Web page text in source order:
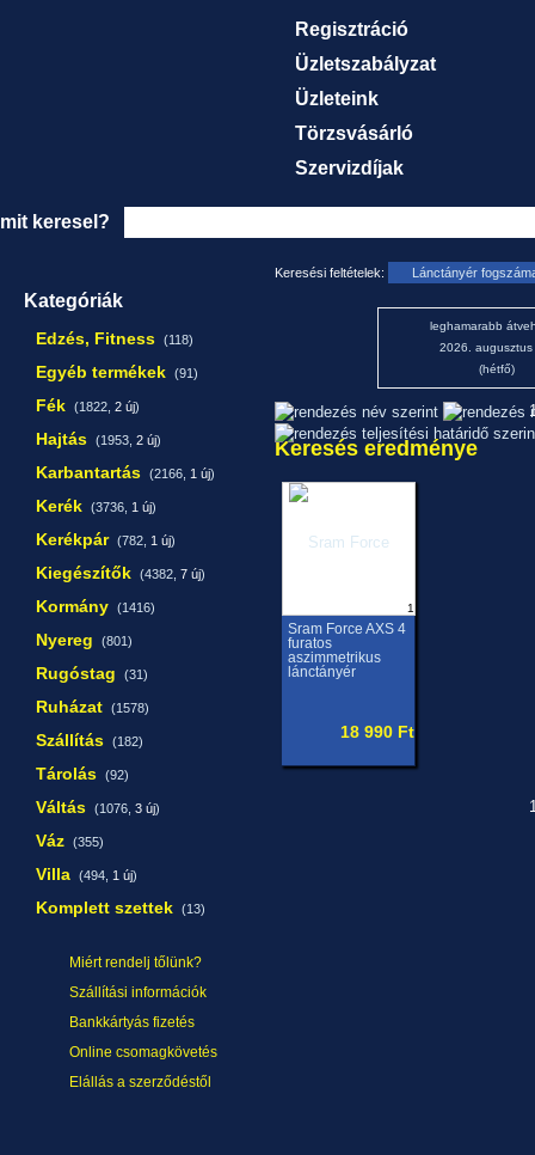
Regisztráció
Üzletszabályzat
Üzleteink
Törzsvásárló
Szervizdíjak
mit keresel?
Kategóriák
Edzés, Fitness (118)
Egyéb termékek (91)
Fék (1822, 2 új)
Hajtás (1953, 2 új)
Karbantartás (2166, 1 új)
Kerék (3736, 1 új)
Kerékpár (782, 1 új)
Kiegészítők (4382, 7 új)
Kormány (1416)
Nyereg (801)
Rugóstag (31)
Ruházat (1578)
Szállítás (182)
Tárolás (92)
Váltás (1076, 3 új)
Váz (355)
Villa (494, 1 új)
Komplett szettek (13)
Miért rendelj tőlünk?
Szállítási információk
Bankkártyás fizetés
Online csomagkövetés
Elállás a szerződéstől
Keresési feltételek: Lánctányér
leghamarabb
2026. augusztus
(hétfő)
Keresés eredménye
1
Sram Force AXS 4
furatos
aszimmetrikus
lánctányér
18 990 Ft